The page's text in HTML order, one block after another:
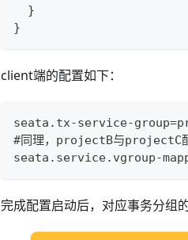
  }
}
client端的配置如下：
seata.tx-service-
#同理，projectB与
seata.service.vgroup-
完成配置启动后，对应事务分组